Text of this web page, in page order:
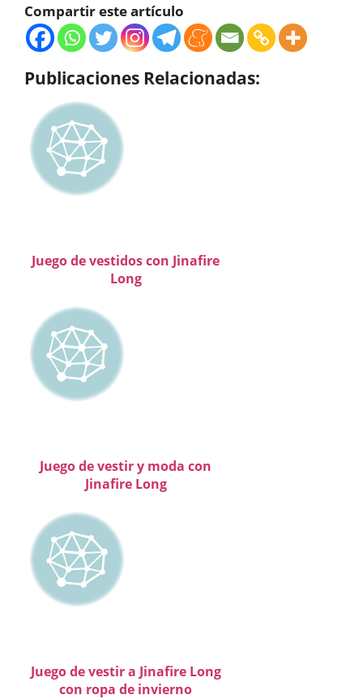
Compartir este artículo
Publicaciones Relacionadas:
Juego de vestidos con Jinafire
Long
Juego de vestir y moda con
Jinafire Long
Juego de vestir a Jinafire Long
con ropa de invierno